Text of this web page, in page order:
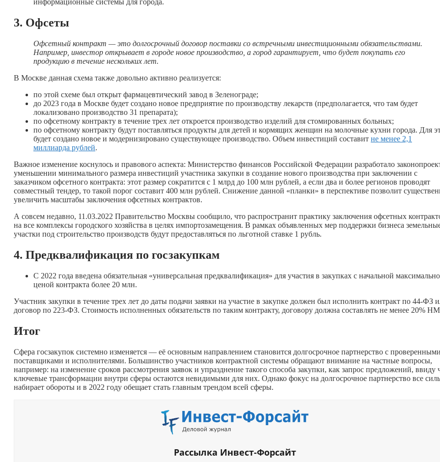
информационные системы для города.
3. Офсеты
Офсетный контракт — это долгосрочный договор поставки со встречными инвестиционными обязательствами.
Например, инвестор открывает в городе новое производство, а город гарантирует, что будет покупать его
продукцию в течение нескольких лет.
В Москве данная схема также довольно активно реализуется:
по этой схеме был открыт фармацевтический завод в Зеленограде;
до 2023 года в Москве будет создано новое предприятие по производству лекарств (предполагается, что там будет
локализовано производство 31 препарата);
по офсетному контракту в течение трех лет откроется производство изделий для стомированных больных;
по офсетному контракту будут поставляться продукты для детей и кормящих женщин на молочные кухни города. Для
будет создано новое и модернизировано существующее производство. Объем инвестиций составит не менее 2,1
миллиарда рублей.
Важное изменение коснулось и правового аспекта: Министерство финансов Российской Федерации разработало
уменьшении минимального размера инвестиций участника закупки в создание нового производства при заключении с
заказчиком офсетного контракта: этот размер сократится с 1 млрд до 100 млн рублей, а если два и более регионов проводят
совместный тендер, то такой порог составит 400 млн рублей. Снижение данной «планки» в перспективе позволит
увеличить масштабы заключения офсетных контрактов.
А совсем недавно, 11.03.2022 Правительство Москвы сообщило, что распространит практику заключения офсетных
на все комплексы городского хозяйства в целях импортозамещения. В рамках объявленных мер поддержки бизнеса
участки под строительство производств будут предоставляться по льготной ставке 1 рубль.
4. Предквалификация по госзакупкам
С 2022 года введена обязательная «универсальная предквалификация» для участия в закупках с начальной
ценой контракта более 20 млн.
Участник закупки в течение трех лет до даты подачи заявки на участие в закупке должен был исполнить контракт по 44-ФЗ
договор по 223-ФЗ. Стоимость исполненных обязательств по таким контракту, договору должна составлять не менее 20%
Итог
Сфера госзакупок системно изменяется — её основным направлением становится долгосрочное партнерство с проверенными
поставщиками и исполнителями. Большинство участников контрактной системы обращают внимание на частные вопросы,
например: на изменение сроков рассмотрения заявок и упразднение такого способа закупки, как запрос предложений, ввиду
ключевые трансформации внутри сферы остаются невидимыми для них. Однако фокус на долгосрочное партнерство все
набирает обороты и в 2022 году обещает стать главным трендом всей сферы.
Рассылка Инвест-Форсайт